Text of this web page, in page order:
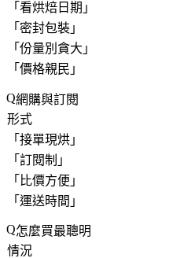
「 看烘焙日期 」
「 密封包裝 」
「 份量別貪大 」
「 價格親民 」
網購與訂閱
形式
「 接單現烘 」
「 訂閱制 」
「 比價方便 」
「 運送時間 」
怎麼買最聰明
情況